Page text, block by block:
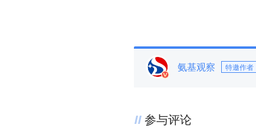
氨基观察 特邀作者
参与评论